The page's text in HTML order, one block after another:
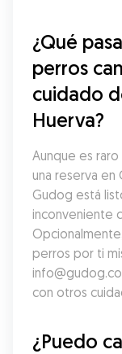
¿Qué
perros
cuidado
Huerva?
Aunque es
una reserva
Gudog está
inconveniente
perros por ti
con otros
¿Puedo